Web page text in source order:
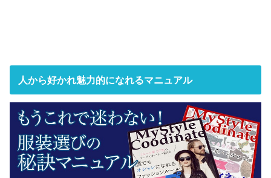
人から好かれ魅力的になれるマニュアル